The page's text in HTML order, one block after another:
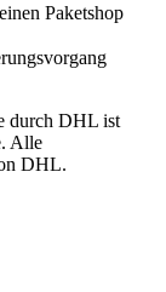
Paketshop
durch DHL ist
Alle
DHL.